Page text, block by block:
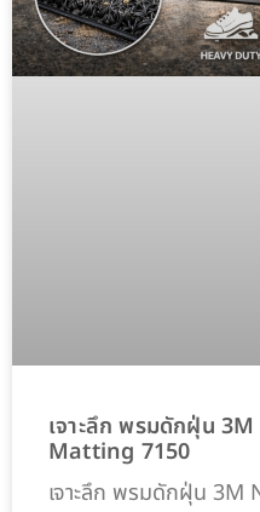
เจาะลึก พรมดักฝุ่น
Matting 7150
เจาะลึก พรมดักฝุ่น 3M